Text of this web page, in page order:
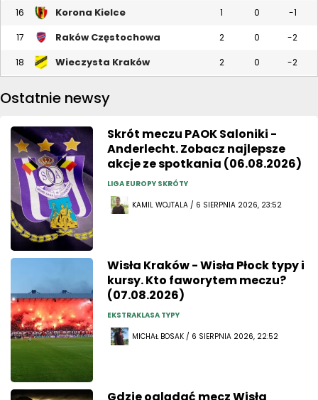
16 Korona Kielce 1 0 -1
17 Raków Częstochowa 2 0 -2
18 Wieczysta Kraków 2 0 -2
Ostatnie newsy
Skrót meczu PAOK Saloniki -
Anderlecht. Zobacz najlepsze
akcje ze spotkania (06.08.2026)
LIGA EUROPY SKRÓTY
KAMIL WOJTALA / 6 SIERPNIA 2026, 23:52
Wisła Kraków - Wisła Płock typy i
kursy. Kto faworytem meczu?
(07.08.2026)
EKSTRAKLASA TYPY
MICHAŁ BOSAK / 6 SIERPNIA 2026, 22:52